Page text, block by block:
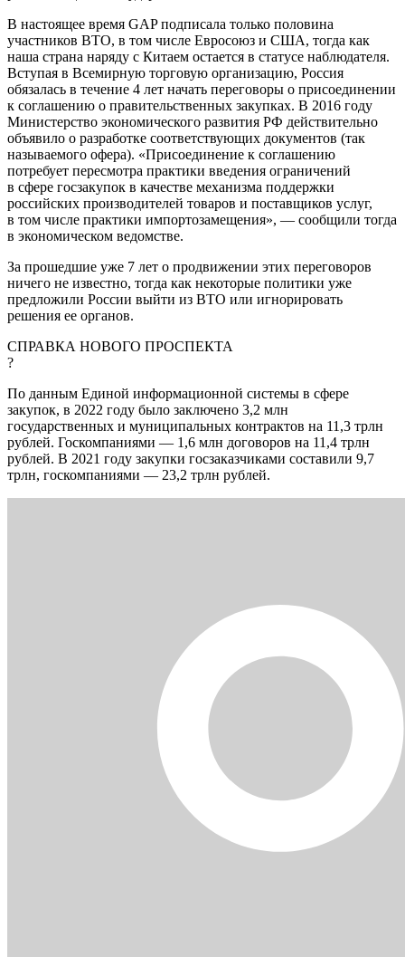
В настоящее время GAP подписала только половина
участников ВТО, в том числе Евросоюз и США, тогда как
наша страна наряду с Китаем остается в статусе наблюдателя.
Вступая в Всемирную торговую организацию, Россия
обязалась в течение 4 лет начать переговоры о присоединении
к соглашению о правительственных закупках. В 2016 году
Министерство экономического развития РФ действительно
объявило о разработке соответствующих документов (так
называемого офера). «Присоединение к соглашению
потребует пересмотра практики введения ограничений
в сфере госзакупок в качестве механизма поддержки
российских производителей товаров и поставщиков услуг,
в том числе практики импортозамещения», — сообщили тогда
в экономическом ведомстве.
За прошедшие уже 7 лет о продвижении этих переговоров
ничего не известно, тогда как некоторые политики уже
предложили России выйти из ВТО или игнорировать
решения ее органов.
СПРАВКА НОВОГО ПРОСПЕКТА
?
По данным Единой информационной системы в сфере
закупок, в 2022 году было заключено 3,2 млн
государственных и муниципальных контрактов на 11,3 трлн
рублей. Госкомпаниями — 1,6 млн договоров на 11,4 трлн
рублей. В 2021 году закупки госзаказчиками составили 9,7
трлн, госкомпаниями — 23,2 трлн рублей.